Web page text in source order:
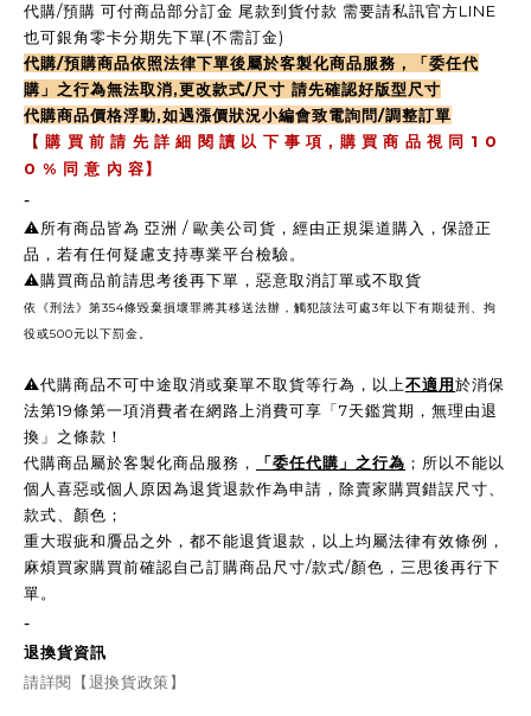
代購/預購 可付商品部分訂金 尾款到貨付款 需要請私訊官方LINE
也可銀角零卡分期先下單(不需訂金)
代購/預購商品依照法律下單後屬於客製化商品服務，「委任代
購」之行為無法取消,更改款式/尺寸 請先確認好版型尺寸
代購商品價格浮動,如遇漲價狀況小編會致電詢問/調整訂單
【 購 買 前 請 先 詳 細 閱 讀 以 下 事 項 , 購 買 商 品 視 同 1 0
0 % 同 意 內 容】
-
⚠️所有商品皆為 亞洲 / 歐美公司貨，經由正規渠道購入，保證正
品，若有任何疑慮支持專業平台檢驗。
⚠️購買商品前請思考後再下單，惡意取消訂單或不取貨
依《刑法》第354條毀棄損壞罪將其移送法辦，觸犯該法可處3年以下有期徒刑、拘
役或500元以下罰金。
⚠️代購商品不可中途取消或棄單不取貨等行為，以上不適用於消保
法第19條第一項消費者在網路上消費可享「7天鑑賞期，無理由退
換」之條款！
代購商品屬於客製化商品服務，
「委任代購」之行為 ；所以不能以
個人喜惡或個人原因為退貨退款作為申請，除賣家購買錯誤尺寸、
款式、顏色；
重大瑕疵和贗品之外，都不能退貨退款，以上均屬法律有效條例，
麻煩買家購買前確認自己訂購商品尺寸/款式/顏色，三思後再行下
單。
-
退換貨資訊
請詳閱【退換貨政策】